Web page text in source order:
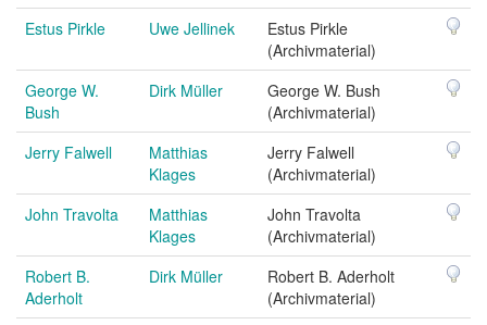
Estus Pirkle
Uwe Jellinek
Estus Pirkle
(Archivmaterial)
George W.
Bush
Dirk Müller
George W. Bush
(Archivmaterial)
Jerry Falwell
Matthias
Klages
Jerry Falwell
(Archivmaterial)
John Travolta
Matthias
Klages
John Travolta
(Archivmaterial)
Robert B.
Aderholt
Dirk Müller
Robert B. Aderholt
(Archivmaterial)